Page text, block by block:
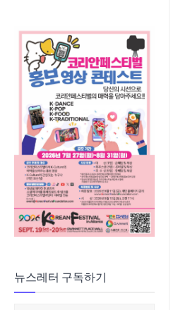
뉴스레터 구독하기